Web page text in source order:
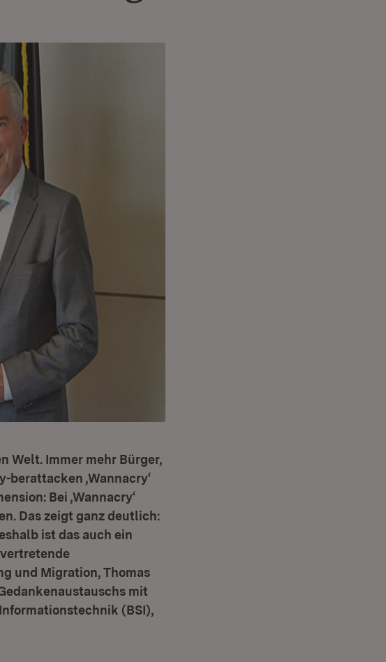
Welt. Immer mehr Bürger,
berattacken ‚Wannacry‘
Bei ‚Wannacry‘
Das zeigt ganz deutlich:
ist das auch ein
und Migration, Thomas
mit
(BSI),